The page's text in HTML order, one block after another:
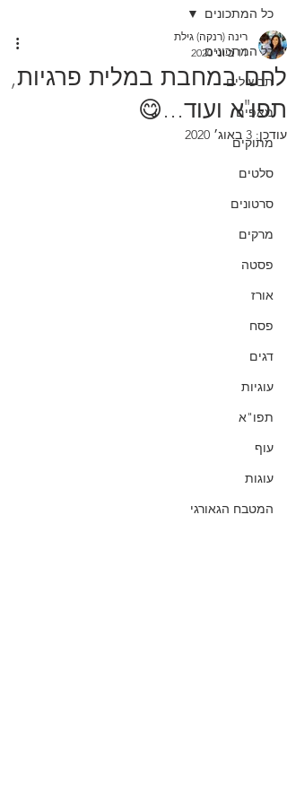
כל המתכונים
תבשילים
מאפים
מתוקים
סלטים
סרטונים
מרקים
פסטה
אורז
פסח
דגים
עוגיות
תפו"א
עוף
עוגות
המטבח הגאורגי
כל המתכונים
לחם במחבת במלית פרגיות,
תפו"א ועוד...😋
רינה (רנקה) גילת
11 ביוני 2020
עודכן: 3 באוג׳ 2020